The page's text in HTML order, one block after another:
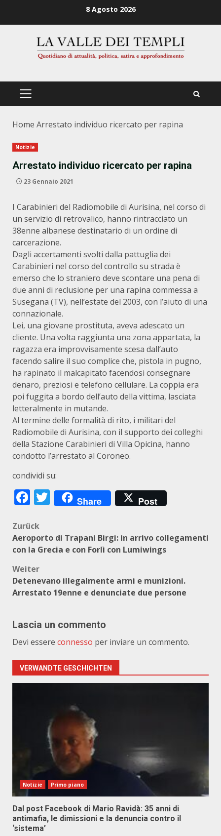
8 Agosto 2026
PRIMÄRES
Home Arrestato individuo ricercato per rapina
Notizie
Arrestato individuo ricercato per rapina
23 Gennaio 2021
I Carabinieri del Radiomobile di Aurisina, nel corso di
un servizio di retrovalico, hanno rintracciato un
38enne albanese destinatario di un ordine di
carcerazione.
Dagli accertamenti svolti dalla pattuglia dei
Carabinieri nel corso del controllo su strada è
emerso che lo straniero deve scontare una pena di
due anni di reclusione per una rapina commessa a
Susegana (TV), nell’estate del 2003, con l’aiuto di una
connazionale.
Lei, una giovane prostituta, aveva adescato un
cliente. Una volta raggiunta una zona appartata, la
ragazza era improvvisamente scesa dall’auto
facendo salire il suo complice che, pistola in pugno,
ha rapinato il malcapitato facendosi consegnare
denaro, preziosi e telefono cellulare. La coppia era
poi fuggita a bordo dell’auto della vittima, lasciata
letteralmente in mutande.
Al termine delle formalità di rito, i militari del
Radiomobile di Aurisina, con il supporto dei colleghi
della Stazione Carabinieri di Villa Opicina, hanno
condotto l’arrestato al Coroneo.
condividi su:
Facebook
Twitter
Share Post
Beitragsnavigation
Zurück
Aeroporto di Trapani Birgi: in arrivo collegamenti
con la Grecia e con Forlì con Lumiwings
Weiter
Detenevano illegalmente armi e munizioni.
Arrestato 19enne e denunciate due persone
Lascia un commento
Devi essere connesso per inviare un commento.
VERWANDTE GESCHICHTEN
Notizie Primo piano
Dal post Facebook di Mario Ravidà: 35 anni di
antimafia, le dimissioni e la denuncia contro il
‘sistema’